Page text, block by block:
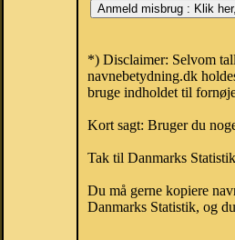
*) Disclaimer: Selvom
navnebetydning.dk
bruge indholdet til
Kort sagt: Bruger du
Tak til Danmarks
Du må gerne kopiere
Danmarks Statistik, og